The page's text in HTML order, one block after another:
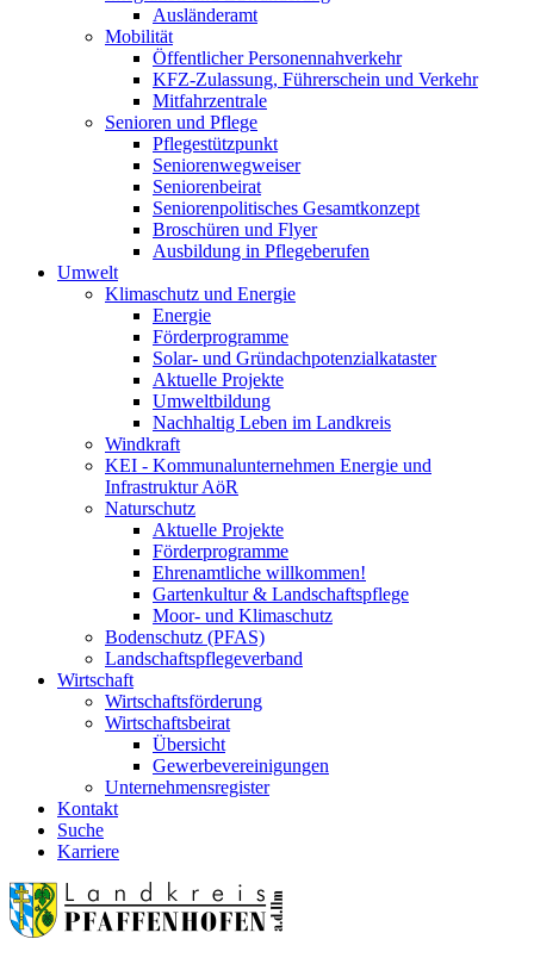
Ausländeramt
Mobilität
Öffentlicher Personennahverkehr
KFZ-Zulassung, Führerschein und Verkehr
Mitfahrzentrale
Senioren und Pflege
Pflegestützpunkt
Seniorenwegweiser
Seniorenbeirat
Seniorenpolitisches Gesamtkonzept
Broschüren und Flyer
Ausbildung in Pflegeberufen
Umwelt
Klimaschutz und Energie
Energie
Förderprogramme
Solar- und Gründachpotenzialkataster
Aktuelle Projekte
Umweltbildung
Nachhaltig Leben im Landkreis
Windkraft
KEI - Kommunalunternehmen Energie und
Infrastruktur AöR
Naturschutz
Aktuelle Projekte
Förderprogramme
Ehrenamtliche willkommen!
Gartenkultur & Landschaftspflege
Moor- und Klimaschutz
Bodenschutz (PFAS)
Landschaftspflegeverband
Wirtschaft
Wirtschaftsförderung
Wirtschaftsbeirat
Übersicht
Gewerbevereinigungen
Unternehmensregister
Kontakt
Suche
Karriere